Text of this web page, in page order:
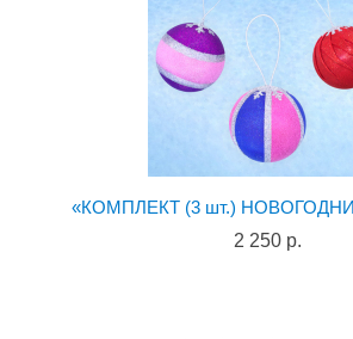
«КОМПЛЕКТ (3 шт.)
2 250 р.